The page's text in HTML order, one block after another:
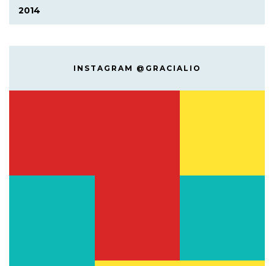
2014
INSTAGRAM @GRACIALIO